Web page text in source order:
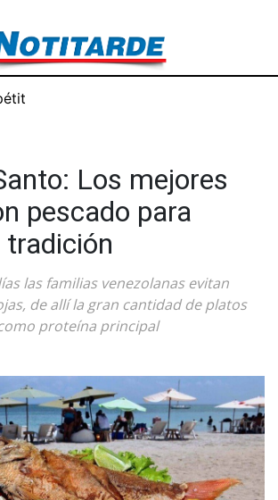
Los mejores
pescado para
tradición
las familias venezolanas evitan
de allí la gran cantidad de platos
proteína principal